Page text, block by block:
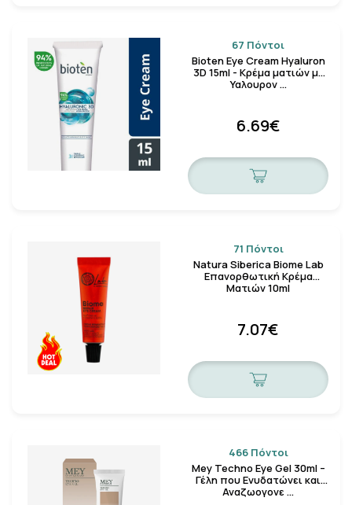
67 Πόντοι
Bioten Eye Cream Hyaluron
3D 15ml - Κρέμα ματιών με
Υαλουρον …
6.69€
71 Πόντοι
Natura Siberica Biome Lab
Επανορθωτική Κρέμα
Ματιών 10ml
7.07€
466 Πόντοι
Mey Techno Eye Gel 30ml –
Γέλη που Ενυδατώνει και
Αναζωογονε …